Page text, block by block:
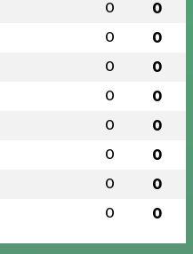
0 0
0 0
0 0
0 0
0 0
0 0
0 0
0 0